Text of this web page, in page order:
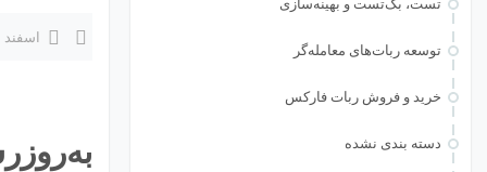
تست، بک‌تست و بهینه‌سازی
توسعه ربات‌های معامله‌گر
خرید و فروش ربات فارکس
دسته بندی نشده
اسفند 29, 1404